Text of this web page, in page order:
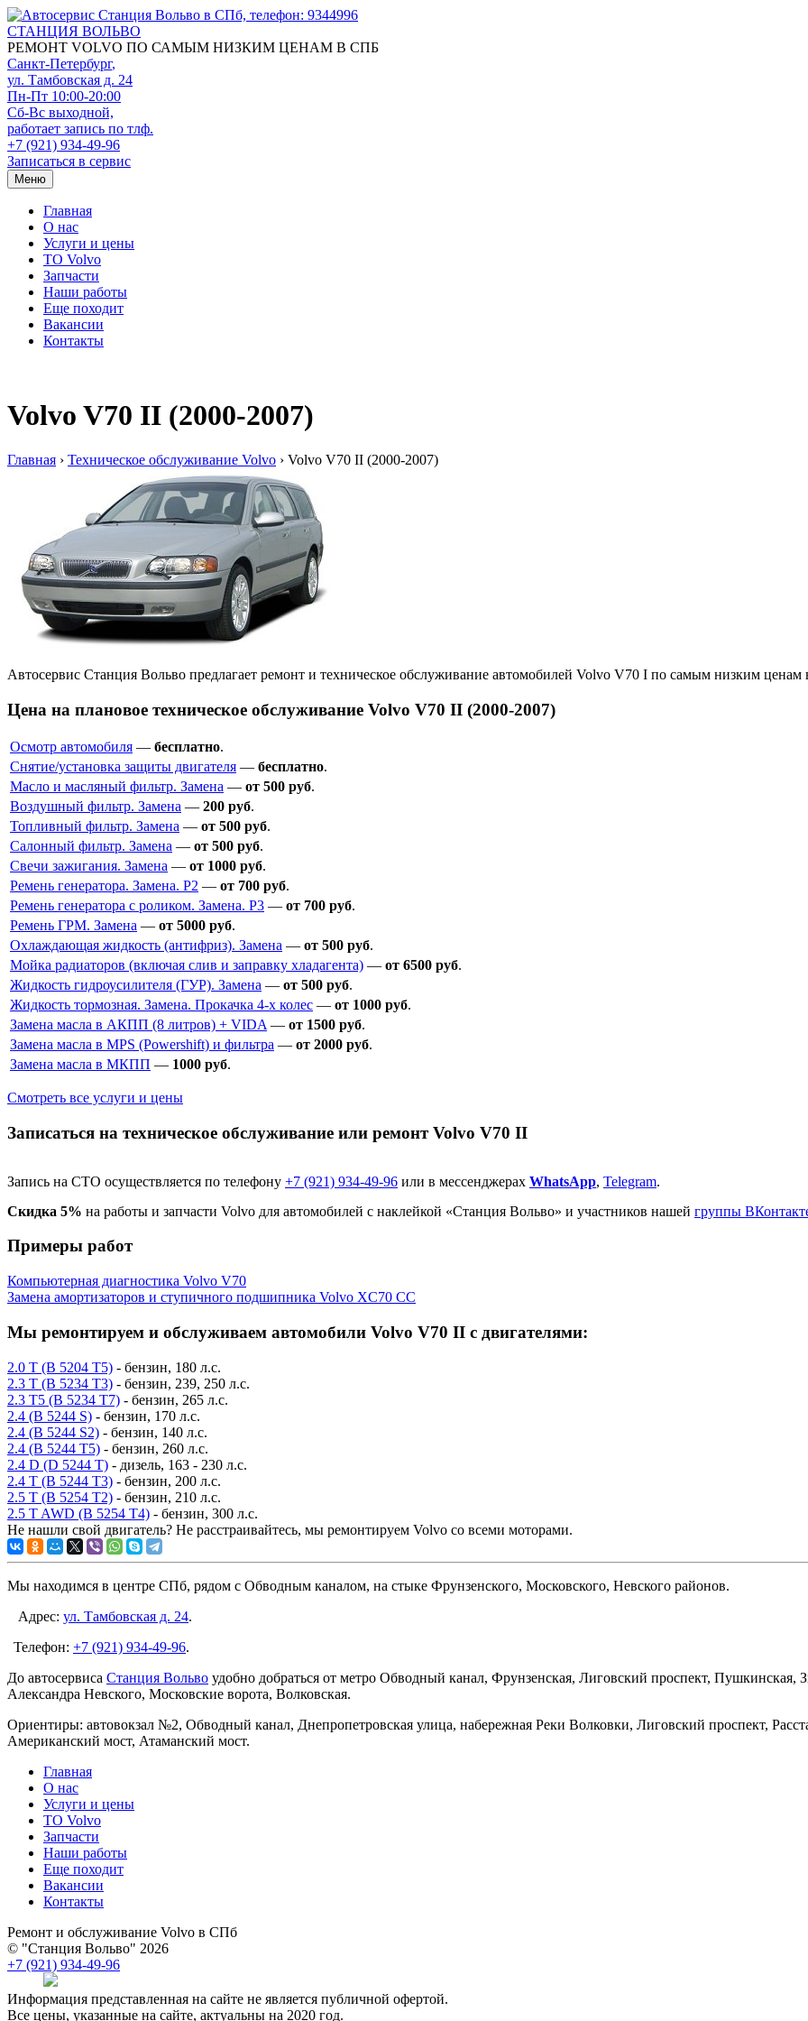
СТАНЦИЯ ВОЛЬВО
РЕМОНТ VOLVO ПО САМЫМ НИЗКИМ ЦЕНАМ В СПБ
Санкт-Петербург,
ул. Тамбовская д. 24
Пн-Пт 10:00-20:00
Сб-Вс выходной,
работает запись по тлф.
+7 (921) 934-49-96
Записаться в сервис
Меню
Главная
О нас
Услуги и цены
TO Volvo
Запчасти
Наши работы
Еще походит
Вакансии
Контакты
Volvo V70 II (2000-2007)
Главная › Техническое обслуживание Volvo › Volvo V70 II (2000-2007)
Автосервис Станция Вольво предлагает ремонт и техническое обслуживание автомобилей Volvo V70 I по самым низким ценам
Цена на плановое техническое обслуживание Volvo V70 II (2000-2007)
Осмотр автомобиля — бесплатно.
Снятие/установка защиты двигателя — бесплатно.
Масло и масляный фильтр. Замена — от 500 руб.
Воздушный фильтр. Замена — 200 руб.
Топливный фильтр. Замена — от 500 руб.
Салонный фильтр. Замена — от 500 руб.
Свечи зажигания. Замена — от 1000 руб.
Ремень генератора. Замена. P2 — от 700 руб.
Ремень генератора с роликом. Замена. P3 — от 700 руб.
Ремень ГРМ. Замена — от 5000 руб.
Охлаждающая жидкость (антифриз). Замена — от 500 руб.
Мойка радиаторов (включая слив и заправку хладагента) — от 6500 руб.
Жидкость гидроусилителя (ГУР). Замена — от 500 руб.
Жидкость тормозная. Замена. Прокачка 4-х колес — от 1000 руб.
Замена масла в АКПП (8 литров) + VIDA — от 1500 руб.
Замена масла в MPS (Powershift) и фильтра — от 2000 руб.
Замена масла в МКПП — 1000 руб.
Смотреть все услуги и цены
Записаться на техническое обслуживание или ремонт Volvo V70 II
Запись на СТО осуществляется по телефону +7 (921) 934-49-96 или в мессенджерах WhatsApp, Telegram.
Скидка 5% на работы и запчасти Volvo для автомобилей с наклейкой «Станция Вольво» и участников нашей группы
Примеры работ
Компьютерная диагностика Volvo V70
Замена амортизаторов и ступичного подшипника Volvo XC70 CC
Мы ремонтируем и обслуживаем автомобили Volvo V70 II с двигателями:
2.0 T (B 5204 T5) - бензин, 180 л.с.
2.3 T (B 5234 T3) - бензин, 239, 250 л.с.
2.3 T5 (B 5234 T7) - бензин, 265 л.с.
2.4 (B 5244 S) - бензин, 170 л.с.
2.4 (B 5244 S2) - бензин, 140 л.с.
2.4 (B 5244 T5) - бензин, 260 л.с.
2.4 D (D 5244 T) - дизель, 163 - 230 л.с.
2.4 T (B 5244 T3) - бензин, 200 л.с.
2.5 T (B 5254 T2) - бензин, 210 л.с.
2.5 T AWD (B 5254 T4) - бензин, 300 л.с.
Не нашли свой двигатель? Не расстраивайтесь, мы ремонтируем Volvo со всеми моторами.
Мы находимся в центре СПб, рядом с Обводным каналом, на стыке Фрунзенского, Московского, Невского районов.
Адрес: ул. Тамбовская д. 24.
Телефон: +7 (921) 934-49-96.
До автосервиса Станция Вольво удобно добраться от метро Обводный канал, Фрунзенская, Лиговский проспект, Пушкинская,
Александра Невского, Московские ворота, Волковская.
Ориентиры: автовокзал №2, Обводный канал, Днепропетровская улица, набережная Реки Волковки, Лиговский проспект,
Американский мост, Атаманский мост.
Главная
О нас
Услуги и цены
TO Volvo
Запчасти
Наши работы
Еще походит
Вакансии
Контакты
Ремонт и обслуживание Volvo в СПб
© "Станция Вольво" 2026
+7 (921) 934-49-96
Информация представленная на сайте не является публичной офертой.
Все цены, указанные на сайте, актуальны на 2020 год.